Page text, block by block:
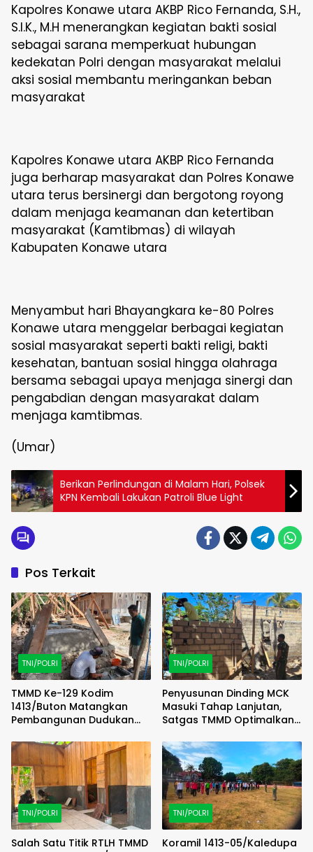
Kapolres Konawe utara AKBP Rico Fernanda, S.H.,
S.I.K., M.H menerangkan kegiatan bakti sosial
sebagai sarana memperkuat hubungan
kedekatan Polri dengan masyarakat melalui
aksi sosial membantu meringankan beban
masyarakat
Kapolres Konawe utara AKBP Rico Fernanda
juga berharap masyarakat dan Polres Konawe
utara terus bersinergi dan bergotong royong
dalam menjaga keamanan dan ketertiban
masyarakat (Kamtibmas) di wilayah
Kabupaten Konawe utara
Menyambut hari Bhayangkara ke-80 Polres
Konawe utara menggelar berbagai kegiatan
sosial masyarakat seperti bakti religi, bakti
kesehatan, bantuan sosial hingga olahraga
bersama sebagai upaya menjaga sinergi dan
pengabdian dengan masyarakat dalam
menjaga kamtibmas.
(Umar)
Berikan Perlindungan di Malam Hari, Polsek
KPN Kembali Lakukan Patroli Blue Light
Pos Terkait
TNI/POLRI
TMMD Ke-129 Kodim
1413/Buton Matangkan
Pembangunan Dudukan
Kualitas Air Bersih
TNI/POLRI
Penyusunan Dinding MCK
Masuki Tahap Lanjutan,
Satgas TMMD Optimalkan
TNI/POLRI
Salah Satu Titik RTLH TMMD
TNI/POLRI
Koramil 1413-05/Kaledupa